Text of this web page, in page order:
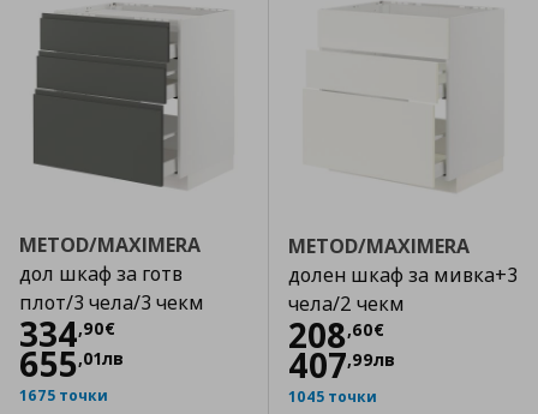
METOD/MAXIMERA
дол шкаф за готв
плот/3 чела/3 чекм
334,90€
Цена
655,01лв
1675 точки
METOD/MAXIMERA
долен шкаф за мивка+3
чела/2 чекм
208,60€
Цена
407,99лв
1045 точки